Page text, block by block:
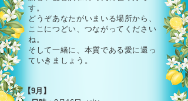
す。
どうぞあなたがいまいる場所から、
ここにつどい、つながってください
ね。
そして一緒に、本質である愛に還っ
ていきましょう。
【9月】